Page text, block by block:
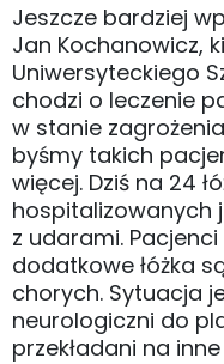
Jeszcze bardziej
Jan Kochanowicz,
Uniwersyteckiego
chodzi o leczenie
w stanie
byśmy takich
więcej. Dziś na 24
hospitalizowanych
z udarami.
dodatkowe łóżka
chorych. Sytuacja
neurologiczni do
przekładani na